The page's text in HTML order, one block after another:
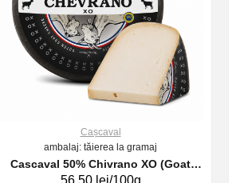
Cașcaval
ambalaj: tăierea la gramaj
Cascaval 50% Chivrano XO (Goat
56.50 lei/100g